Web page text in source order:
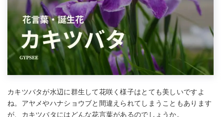
カキツバタが水辺に群生して花咲く様子はとても美しいですよ
ね。アヤメやハナショウブと間違えられてしまうこともあります
が、カキツバタにはどんな花言葉があるのでしょうか。